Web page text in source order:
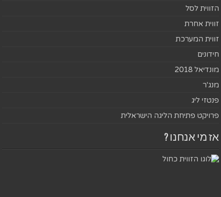
הזווית לסל
זווית אחרת
זווית המערכת
חידונים
מונדיאל 2018
מנג'ר
פנטזי ליג
פרויקט פתיחת הליגה הישראלית
אז מי אנחנו ?